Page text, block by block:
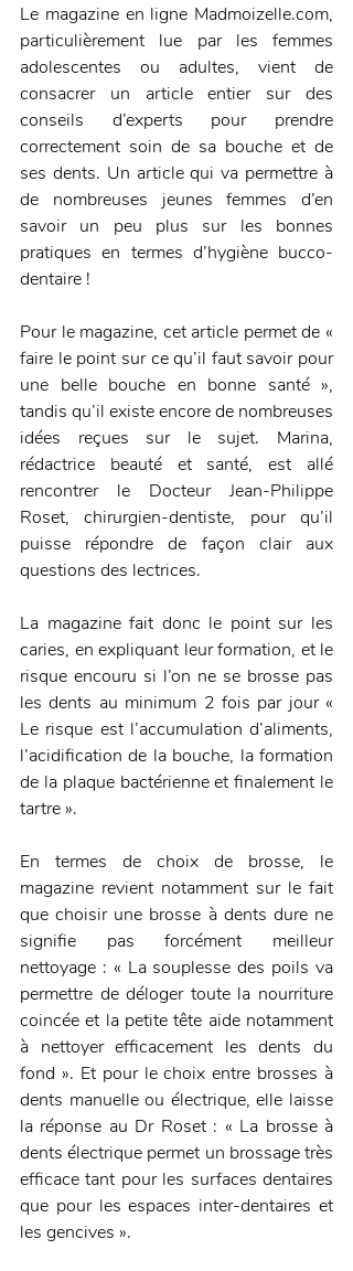
Le magazine en ligne Madmoizelle.com,
particulièrement lue par les femmes
adolescentes ou adultes, vient de
consacrer un article entier sur des
conseils d’experts pour prendre
correctement soin de sa bouche et de
ses dents. Un article qui va permettre à
de nombreuses jeunes femmes d’en
savoir un peu plus sur les bonnes
pratiques en termes d’hygiène bucco-
dentaire !
Pour le magazine, cet article permet de «
faire le point sur ce qu’il faut savoir pour
une belle bouche en bonne santé »,
tandis qu’il existe encore de nombreuses
idées reçues sur le sujet. Marina,
rédactrice beauté et santé, est allé
rencontrer le Docteur Jean-Philippe
Roset, chirurgien-dentiste, pour qu’il
puisse répondre de façon clair aux
questions des lectrices.
La magazine fait donc le point sur les
caries, en expliquant leur formation, et le
risque encouru si l’on ne se brosse pas
les dents au minimum 2 fois par jour «
Le risque est l’accumulation d’aliments,
l’acidification de la bouche, la formation
de la plaque bactérienne et finalement le
tartre ».
En termes de choix de brosse, le
magazine revient notamment sur le fait
que choisir une brosse à dents dure ne
signifie pas forcément meilleur
nettoyage : « La souplesse des poils va
permettre de déloger toute la nourriture
coincée et la petite tête aide notamment
à nettoyer efficacement les dents du
fond ». Et pour le choix entre brosses à
dents manuelle ou électrique, elle laisse
la réponse au Dr Roset : « La brosse à
dents électrique permet un brossage très
efficace tant pour les surfaces dentaires
que pour les espaces inter-dentaires et
les gencives ».